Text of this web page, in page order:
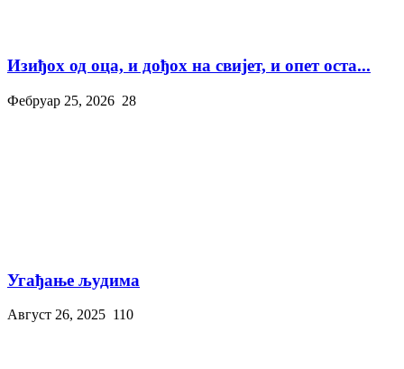
Изиђох од оца, и дођох на свијет, и опет оста...
Фебруар 25, 2026 28
Угађање људима
Август 26, 2025 110